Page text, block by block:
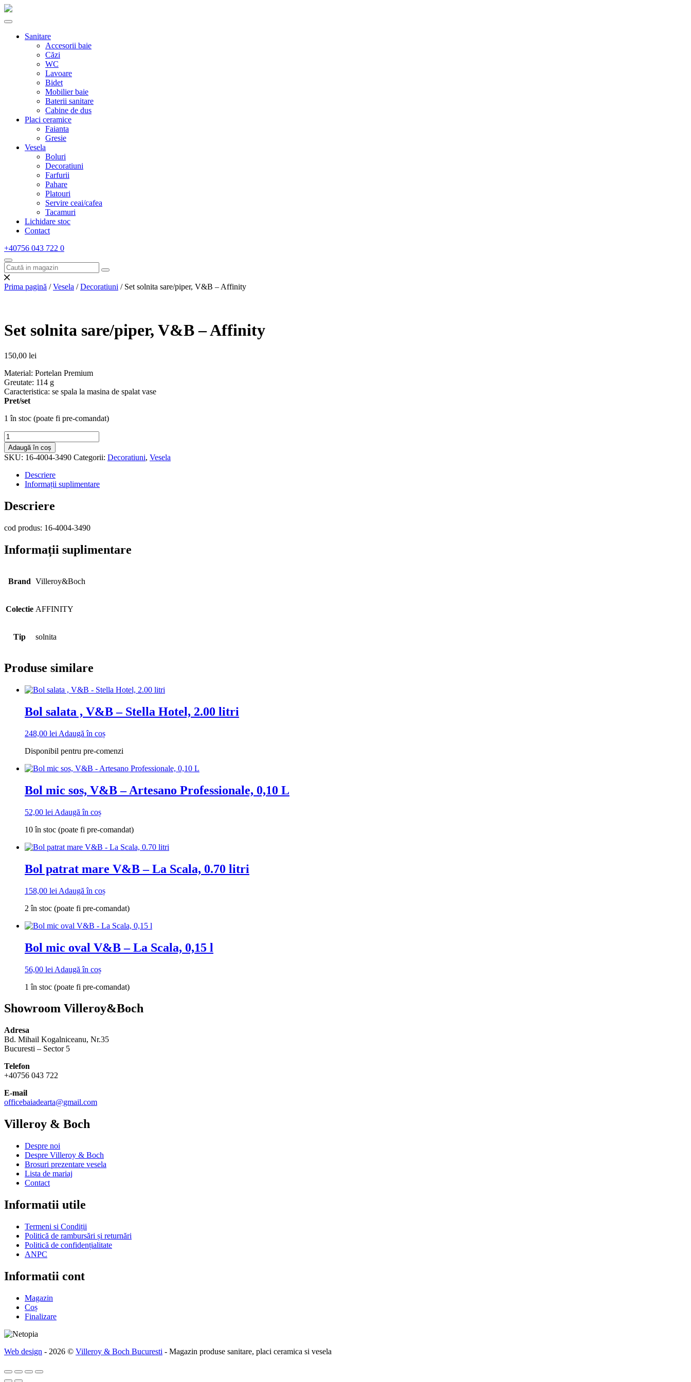
Sanitare
Accesorii baie
Căzi
WC
Lavoare
Bidet
Mobilier baie
Baterii sanitare
Cabine de dus
Placi ceramice
Faianta
Gresie
Vesela
Boluri
Decoratiuni
Farfurii
Pahare
Platouri
Servire ceai/cafea
Tacamuri
Lichidare stoc
Contact
+40756 043 722 0
Prima pagină /Vesela /Decoratiuni / Set solnita sare/piper, V&B – Affinity
Set solnita sare/piper, V&B – Affinity
150,00 lei
Material: Portelan Premium
Greutate: 114 g
Caracteristica: se spala la masina de spalat vase
Pret/set
1 în stoc (poate fi pre-comandat)
Cantitate
Set
solnita
sare/piper,
V&B
Affinity
Adaugă în coș
SKU: 16-4004-3490 Categorii: Decoratiuni, Vesela
Descriere
Informații suplimentare
Descriere
cod produs: 16-4004-3490
Informații suplimentare
Brand Villeroy&Boch
Colectie AFFINITY
Tip solnita
Produse similare
Bol salata , V&B – Stella Hotel, 2.00 litri
248,00 lei Adaugă în coș
Disponibil pentru pre-comenzi
Bol mic sos, V&B – Artesano Professionale, 0,10 L
52,00 lei Adaugă în coș
10 în stoc (poate fi pre-comandat)
Bol patrat mare V&B – La Scala, 0.70 litri
158,00 lei Adaugă în coș
2 în stoc (poate fi pre-comandat)
Bol mic oval V&B – La Scala, 0,15 l
56,00 lei Adaugă în coș
1 în stoc (poate fi pre-comandat)
Showroom Villeroy&Boch
Adresa
Bd. Mihail Kogalniceanu, Nr.35
Bucuresti – Sector 5
Telefon
+40756 043 722
E-mail
officebaiadearta@gmail.com
Villeroy & Boch
Despre noi
Despre Villeroy & Boch
Brosuri prezentare vesela
Lista de mariaj
Contact
Informatii utile
Termeni si Condiții
Politică de rambursări și returnări
Politică de confidențialitate
ANPC
Informatii cont
Magazin
Coș
Finalizare
Web design - 2026 © Villeroy & Boch Bucuresti - Magazin produse sanitare, placi ceramica si vesela